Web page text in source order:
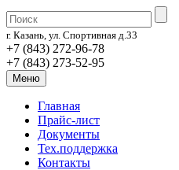
г. Казань, ул. Спортивная д.33
+7 (843) 272-96-78
+7 (843) 273-52-95
Меню
Главная
Прайс-лист
Документы
Тех.поддержка
Контакты